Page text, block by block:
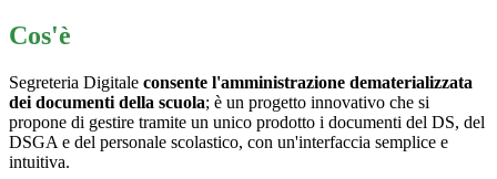
Cos'è
Segreteria Digitale consente l'amministrazione dematerializzata
dei documenti della scuola; è un progetto innovativo che si
propone di gestire tramite un unico prodotto i documenti del DS, del
DSGA e del personale scolastico, con un'interfaccia semplice e
intuitiva.